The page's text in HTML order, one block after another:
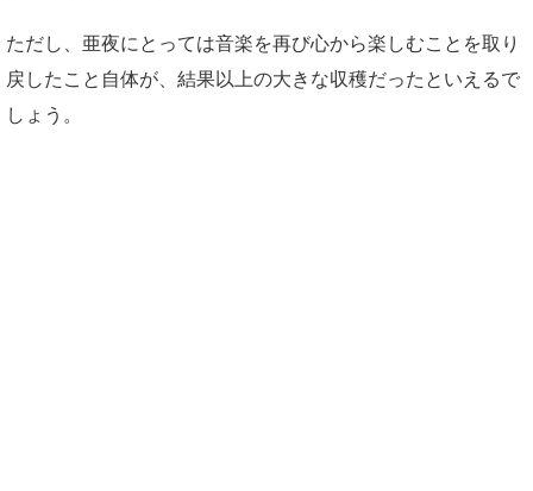
ただし、亜夜にとっては音楽を再び心から楽しむことを取り
戻したこと自体が、結果以上の大きな収穫だったといえるで
しょう。